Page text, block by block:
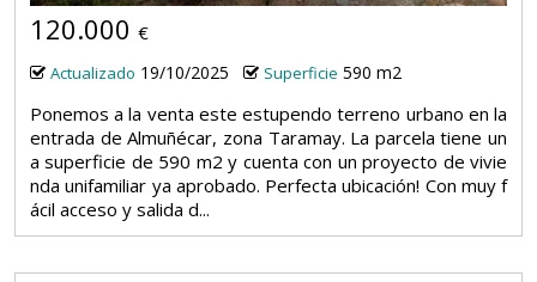
120.000 €
Actualizado 19/10/2025 Superficie 590 m2
Ponemos a la venta este estupendo terreno urbano en la
entrada de Almuñécar, zona Taramay. La parcela tiene un
a superficie de 590 m2 y cuenta con un proyecto de vivie
nda unifamiliar ya aprobado. Perfecta ubicación! Con muy f
ácil acceso y salida d...